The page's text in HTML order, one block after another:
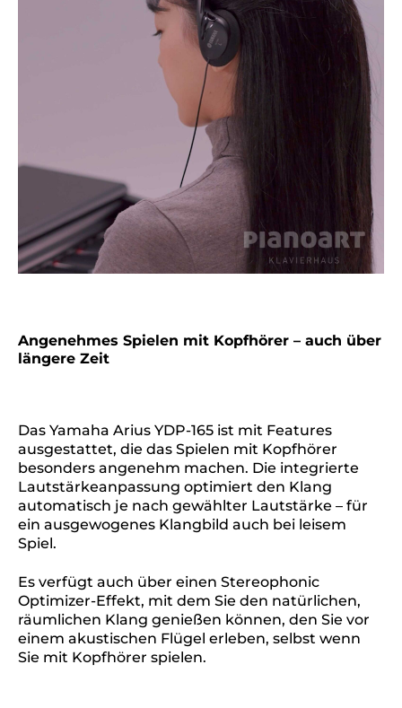
Angenehmes Spielen mit Kopfhörer – auch über
längere Zeit
Das Yamaha Arius YDP-165 ist mit Features
ausgestattet, die das Spielen mit Kopfhörer
besonders angenehm machen. Die integrierte
Lautstärkeanpassung optimiert den Klang
automatisch je nach gewählter Lautstärke – für
ein ausgewogenes Klangbild auch bei leisem
Spiel.
Es verfügt auch über einen Stereophonic
Optimizer-Effekt, mit dem Sie den natürlichen,
räumlichen Klang genießen können, den Sie vor
einem akustischen Flügel erleben, selbst wenn
Sie mit Kopfhörer spielen.